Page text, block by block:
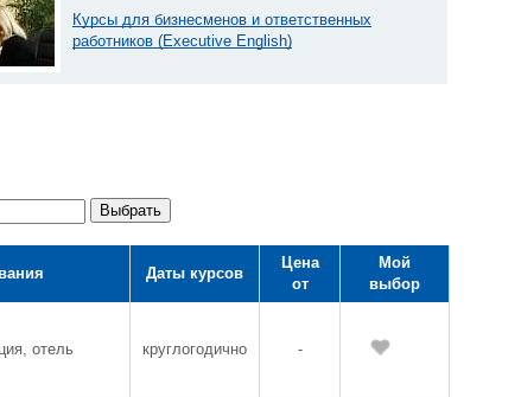
Курсы для бизнесменов и ответственных
работников (Executive English)
Выбрать
Даты курсов
Цена
от
Мой
выбор
отель круглогодично -